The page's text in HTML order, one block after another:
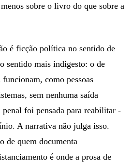
sobre o livro do que sobre a
é ficção política no sentido de
sentido mais indigesto: o de
como pessoas
sem nenhuma saída
foi pensada para reabilitar -
A narrativa não julga isso.
de quem documenta
é onde a prosa de